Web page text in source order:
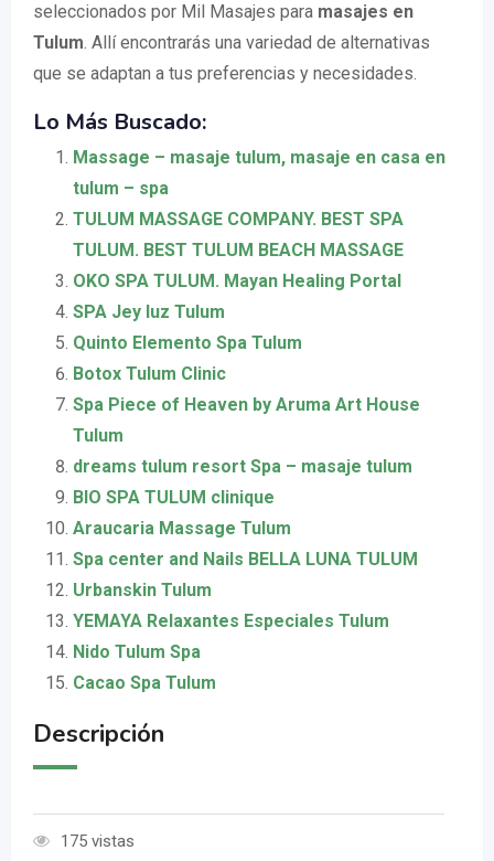
seleccionados por Mil Masajes para masajes en
Tulum. Allí encontrarás una variedad de alternativas
que se adaptan a tus preferencias y necesidades.
Lo Más Buscado:
Massage – masaje tulum, masaje en casa en
tulum – spa
TULUM MASSAGE COMPANY. BEST SPA
TULUM. BEST TULUM BEACH MASSAGE
OKO SPA TULUM. Mayan Healing Portal
SPA Jey luz Tulum
Quinto Elemento Spa Tulum
Botox Tulum Clinic
Spa Piece of Heaven by Aruma Art House
Tulum
dreams tulum resort Spa – masaje tulum
BIO SPA TULUM clinique
Araucaria Massage Tulum
Spa center and Nails BELLA LUNA TULUM
Urbanskin Tulum
YEMAYA Relaxantes Especiales Tulum
Nido Tulum Spa
Cacao Spa Tulum
Descripción
175 vistas